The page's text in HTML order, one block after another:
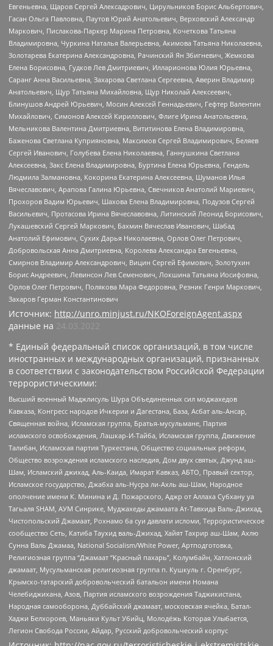
Евгеньевна, Щаров Сергей Алексадрович, Цирульников Борис Альбертович,
Гасан Ольга Павловна, Паутов Юрий Анатольевич, Верховский Александр
Маркович, Пислакова-Паркер Марина Петровна, Кочеткова Татьяна
Владимировна, Чуркина Наталья Валерьевна, Акимова Татьяна Николаевна,
Золотарева Екатерина Александровна, Рачинский Ян Збигневич, Жемкова
Елена Борисовна, Гудков Лев Дмитриевич, Илларионова Юлия Юрьевна,
Саранг Анна Васильевна, Захарова Светлана Сергеевна, Аверин Владимир
Анатольевич, Щур Татьяна Михайловна, Щур Николай Алексеевич,
Блинушов Андрей Юрьевич, Мосин Алексей Геннадьевич, Гефтер Валентин
Михайлович, Симонов Алексей Кириллович, Флиге Ирина Анатольевна,
Мельникова Валентина Дмитриевна, Вититинова Елена Владимировна,
Баженова Светлана Куприяновна, Максимов Сергей Владимирович, Беляев
Сергей Иванович, Голубева Елена Николаевна, Ганнушкина Светлана
Алексеевна, Закс Елена Владимировна, Буртина Елена Юрьевна, Гендель
Людмила Залмановна, Кокорина Екатерина Алексеевна, Шуманов Илья
Вячеславович, Арапова Галина Юрьевна, Свечников Анатолий Мариевич,
Прохоров Вадим Юрьевич, Шахова Елена Владимировна, Подузов Сергей
Васильевич, Протасова Ирина Вячеславовна, Литинский Леонид Борисович,
Лукашевский Сергей Маркович, Бахмин Вячеслав Иванович, Шабад
Анатолий Ефимович, Сухих Дарья Николаевна, Орлов Олег Петрович,
Добровольская Анна Дмитриевна, Королева Александра Евгеньевна,
Смирнов Владимир Александрович, Вицин Сергей Ефимович, Золотухин
Борис Андреевич, Левинсон Лев Семенович, Локшина Татьяна Иосифовна,
Орлов Олег Петрович, Полякова Мара Федоровна, Резник Генри Маркович,
Захаров Герман Константинович
Источник: http://unro.minjust.ru/NKOForeignAgent.aspx
данные на 24.03.2022
* Единый федеральный список организаций, в том числе
иностранных и международных организаций, признанных
в соответствии с законодательством Российской Федерации
террористическими:
Высший военный Маджлисуль Шура Объединенных сил моджахедов
Кавказа, Конгресс народов Ичкерии и Дагестана, База, Асбат аль-Ансар,
Священная война, Исламская группа, Братья-мусульмане, Партия
исламского освобождения, Лашкар-И-Тайба, Исламская группа, Движение
Талибан, Исламская партия Туркестана, Общество социальных реформ,
Общество возрождения исламского наследия, Дом двух святых, Джунд аш-
Шам, Исламский джихад, Аль-Каида, Имарат Кавказ, АБТО, Правый сектор,
Исламское государство, Джабха аль-Нусра ли-Ахль аш-Шам, Народное
ополчение имени К. Минина и Д. Пожарского, Аджр от Аллаха Субхану уа
Тагьаля SHAM, АУМ Синрике, Муджахеды джамаата Ат-Тавхида Валь-Джихад,
Чистопольский Джамаат, Рохнамо ба суи давлати исломи, Террористическое
сообщество Сеть, Катиба Таухид валь-Джихад, Хайят Тахрир аш-Шам, Ахлю
Сунна Валь Джамаа, National Socialism/White Power, Артподготовка,
Религиозная группа “Джамаат “Красный пахарь”, Колумбайн, Хатлонский
джамаат, Мусульманская религиозная группа п. Кушкуль г. Оренбург,
Крымско-татарский добровольческий батальон имени Номана
Челебиджихана, Азов, Партия исламского возрождения Таджикистана,
Народная самооборона, Дуббайский джамаат, московская ячейка, Батал-
Хаджи Белхороев, Маньяки Культ Убийц, Молодёжь Которая Улыбается,
Легион Свобода России, Айдар, Русский добровольческий корпус